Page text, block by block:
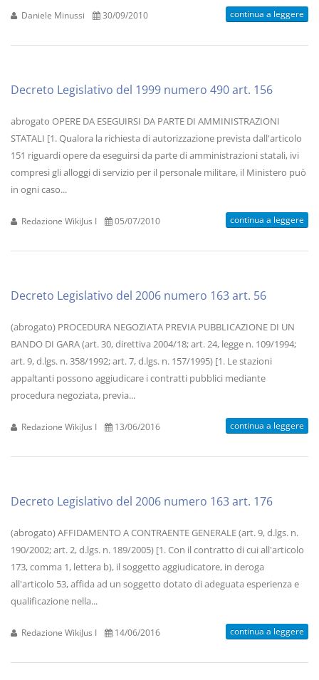
Daniele Minussi 30/09/2010 continua a leggere
Decreto Legislativo del 1999 numero 490 art. 156
abrogato OPERE DA ESEGUIRSI DA PARTE DI AMMINISTRAZIONI
STATALI [1. Qualora la richiesta di autorizzazione prevista dall'articolo
151 riguardi opere da eseguirsi da parte di amministrazioni statali, ivi
compresi gli alloggi di servizio per il personale militare, il Ministero può
in ogni caso...
Redazione WikiJus I 05/07/2010 continua a leggere
Decreto Legislativo del 2006 numero 163 art. 56
(abrogato) PROCEDURA NEGOZIATA PREVIA PUBBLICAZIONE DI UN
BANDO DI GARA (art. 30, direttiva 2004/18; art. 24, legge n. 109/1994;
art. 9, d.lgs. n. 358/1992; art. 7, d.lgs. n. 157/1995) [1. Le stazioni
appaltanti possono aggiudicare i contratti pubblici mediante
procedura negoziata, previa...
Redazione WikiJus I 13/06/2016 continua a leggere
Decreto Legislativo del 2006 numero 163 art. 176
(abrogato) AFFIDAMENTO A CONTRAENTE GENERALE (art. 9, d.lgs. n.
190/2002; art. 2, d.lgs. n. 189/2005) [1. Con il contratto di cui all'articolo
173, comma 1, lettera b), il soggetto aggiudicatore, in deroga
all'articolo 53, affida ad un soggetto dotato di adeguata esperienza e
qualificazione nella...
Redazione WikiJus I 14/06/2016 continua a leggere